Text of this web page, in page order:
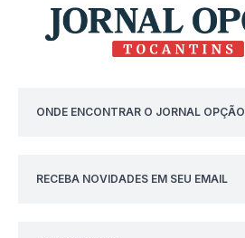
ONDE ENCONTRAR O JORNAL OPÇÃO
RECEBA NOVIDADES EM SEU EMAIL